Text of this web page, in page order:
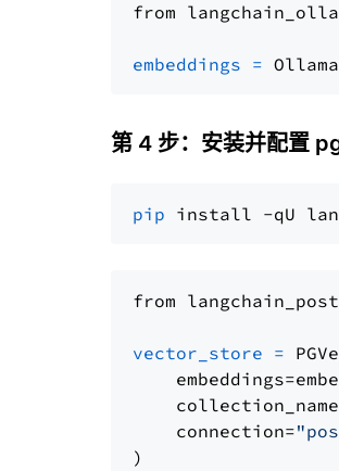
from
embeddings =
第 4 步：安装并配置
pip
from
vector_store =
    connection=